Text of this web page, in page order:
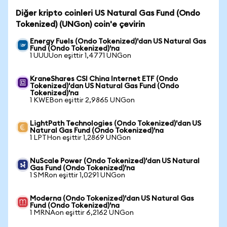
Diğer kripto coinleri US Natural Gas Fund (Ondo
Tokenized) (UNGon) coin'e çevirin
Energy Fuels (Ondo Tokenized)'dan US Natural Gas
Fund (Ondo Tokenized)'na
1 UUUUon eşittir 1,4771 UNGon
KraneShares CSI China Internet ETF (Ondo
Tokenized)'dan US Natural Gas Fund (Ondo
Tokenized)'na
1 KWEBon eşittir 2,9865 UNGon
LightPath Technologies (Ondo Tokenized)'dan US
Natural Gas Fund (Ondo Tokenized)'na
1 LPTHon eşittir 1,2869 UNGon
NuScale Power (Ondo Tokenized)'dan US Natural
Gas Fund (Ondo Tokenized)'na
1 SMRon eşittir 1,0291 UNGon
Moderna (Ondo Tokenized)'dan US Natural Gas
Fund (Ondo Tokenized)'na
1 MRNAon eşittir 6,2162 UNGon